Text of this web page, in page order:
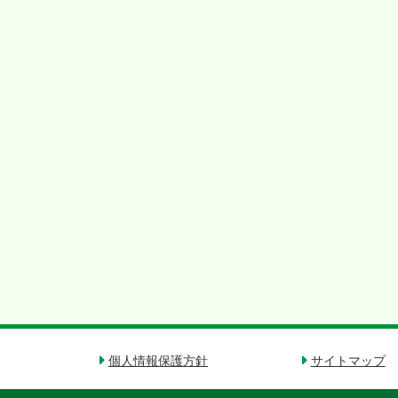
個人情報保護方針 サイトマップ